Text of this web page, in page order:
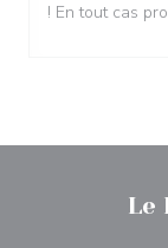
! En tout cas
Le